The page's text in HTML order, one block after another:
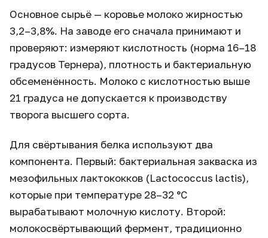
Основное сырьё — коровье молоко жирностью
3,2–3,8%. На заводе его сначала принимают и
проверяют: измеряют кислотность (норма 16–18
градусов Тернера), плотность и бактериальную
обсеменённость. Молоко с кислотностью выше
21 градуса не допускается к производству
творога высшего сорта.
Для свёртывания белка используют два
компонента. Первый: бактериальная закваска из
мезофильных лактококков (Lactococcus lactis),
которые при температуре 28–32 °C
вырабатывают молочную кислоту. Второй:
молокосвёртывающий фермент, традиционно